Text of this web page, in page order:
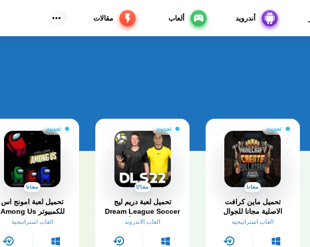
أندرويد ألعاب مقالات
تحديث
مجانا
تحميل ماين كرافت
الاصلية مجانا للجوال
للاندرويد Minecraft APK
العاب استراتيجية
تحديث
مجانًا
تحميل لعبة دريم ليج
Dream League Soccer
2026 مهكرة للأندرويدالعاب الاندرويد
تحديث
مجانا
تحميل لعبة امونج اس
للكمبيوتر Among Us
كاملة مجانا برابط
العاب استراتيجية